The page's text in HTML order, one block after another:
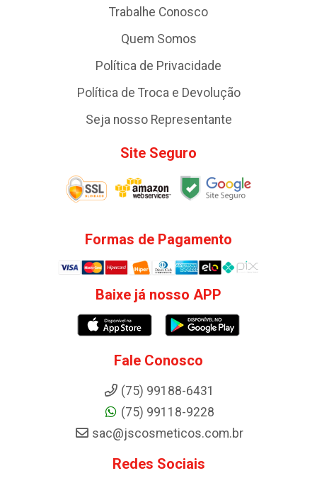
Trabalhe Conosco
Quem Somos
Política de Privacidade
Política de Troca e Devolução
Seja nosso Representante
Site Seguro
Formas de Pagamento
Baixe já nosso APP
Fale Conosco
(75) 99188-6431
(75) 99118-9228
sac@jscosmeticos.com.br
Redes Sociais